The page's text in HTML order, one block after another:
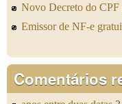
Novo Decreto do CPF
Emissor de NF-e
Comentários